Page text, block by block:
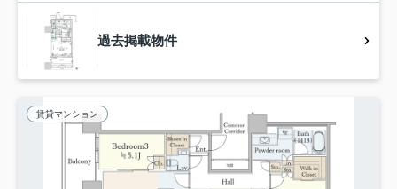
過去掲載物件
賃貸マンション